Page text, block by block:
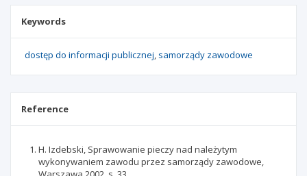
Keywords
dostęp do informacji publicznej samorządy zawodowe
Reference
H. Izdebski, Sprawowanie pieczy nad należytym
wykonywaniem zawodu przez samorządy zawodowe,